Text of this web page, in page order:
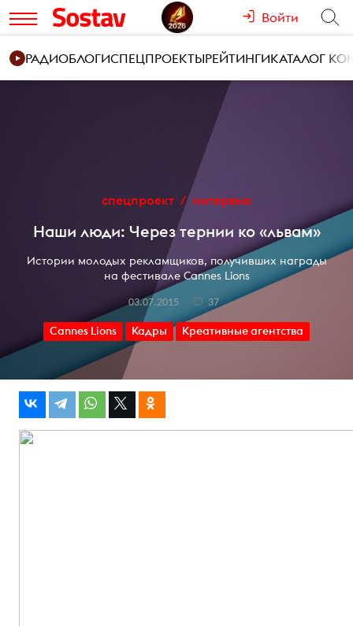
Войти
РАДИОБЛОГИСПЕЦПРОЕКТЫРЕЙТИНГИКАТАЛОГ
спецпроект интервью
Наши люди: Через тернии ко «львам»
Истории молодых рекламщиков, получивших награды
на фестивале Cannes Lions
03.07.2015 37
Cannes Lions Кадры Креативные агентства